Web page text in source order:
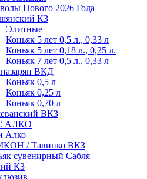
Нового 2026 Года
КЗ
Элитные
Коньяк 5 лет 0,5 л., 0,33 л
Коньяк 5 лет 0,18 л., 0,25 л.
Коньяк 7 лет 0,5 л., 0,33 л
ВКД
Коньяк 0,5 л
Коньяк 0,25 л
Коньяк 0,70 л
ВКЗ
АЛКО
Алко
/ Тавинко ВКЗ
сувенирный Сабля
КЗ